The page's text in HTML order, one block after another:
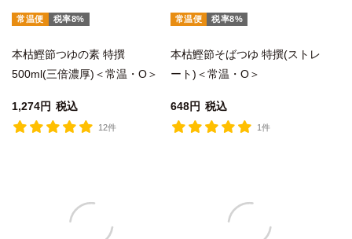
常温便 税率8%
本枯鰹節つゆの素 特撰
500ml(三倍濃厚)＜常温・O＞
1,274 税込
12件
常温便 税率8%
本枯鰹節そばつゆ 特撰(ストレ
ート)＜常温・O＞
648 税込
1件